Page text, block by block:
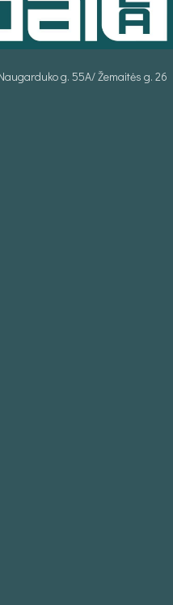
g. 55A/ Žemaitės g. 26